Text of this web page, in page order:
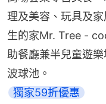
理及美容、玩具及
生的家Mr. Tree -
助餐廳兼半兒童遊
波球池。
獨家59折優惠